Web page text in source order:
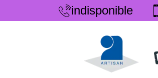
indisponible